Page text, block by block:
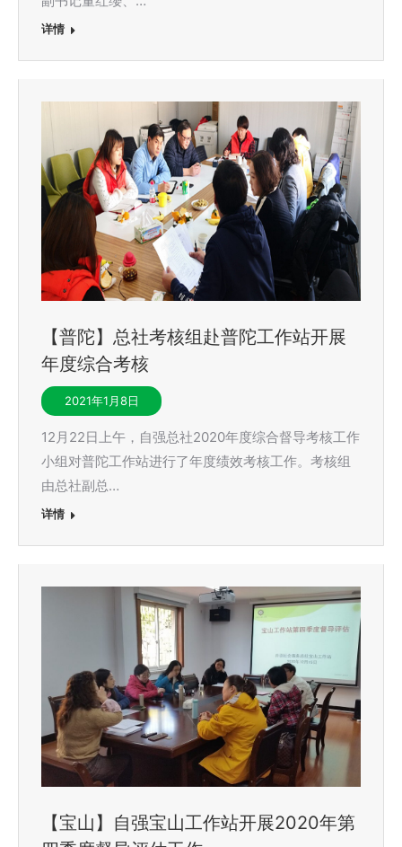
详情
【普陀】总社考核组赴普陀工作站开展
年度综合考核
2021年1月8日
12月22日上午，自强总社2020年度综合督导考核工作
小组对普陀工作站进行了年度绩效考核工作。考核组
由总社副总…
详情
【宝山】自强宝山工作站开展2020年第